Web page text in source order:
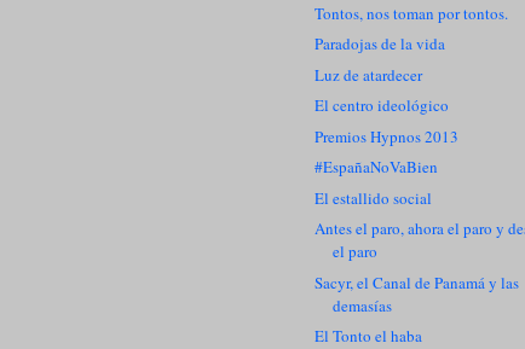
Tontos, nos toman por tontos.
Paradojas de la vida
Luz de atardecer
El centro ideológico
Premios Hypnos 2013
#EspañaNoVaBien
El estallido social
Antes el paro, ahora el paro y
el paro
Sacyr, el Canal de Panamá y las
demasías
El Tonto el haba